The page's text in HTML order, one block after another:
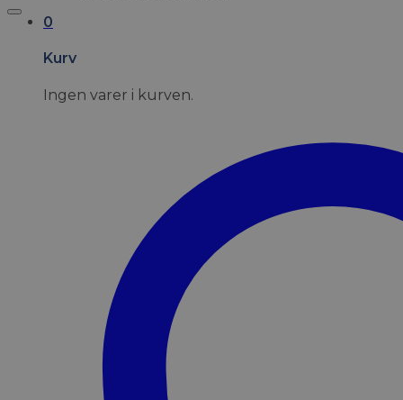
0
Kurv
Ingen varer i kurven.